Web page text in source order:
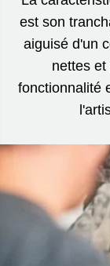
est son
aiguisé d'un
nettes
fonctionnalité